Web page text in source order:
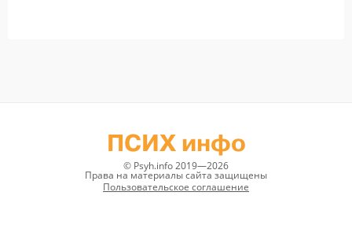
ПСИХ инфо
© Psyh.info 2019—2026
Права на материалы сайта защищены
Пользовательское соглашение